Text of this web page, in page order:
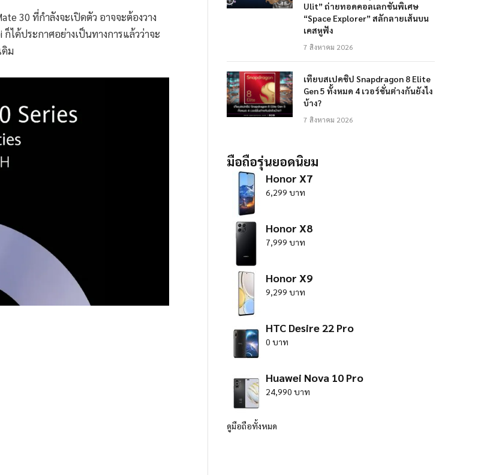
30 ที่กำลังจะเปิดตัว อาจจะต้องวาง
ได้ประกาศอย่างเป็นทางการแล้วว่าจะ
ดิม
Ulit” ถ่ายทอดคอลเลกชันพิเศษ
“Space Explorer” สลักลายเส้นบน
เคสหูฟัง
7 สิงหาคม 2026
เทียบสเปคชิป Snapdragon 8 Elite
Gen 5 ทั้งหมด 4 เวอร์ชั่นต่างกันยังไง
บ้าง?
7 สิงหาคม 2026
มือถือรุ่นยอดนิยม
Honor X7
6,299 บาท
Honor X8
7,999 บาท
Honor X9
9,299 บาท
HTC Desire 22 Pro
0 บาท
Huawei Nova 10 Pro
24,990 บาท
ดูมือถือทั้งหมด